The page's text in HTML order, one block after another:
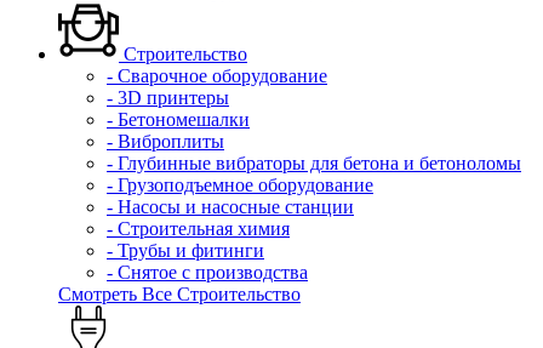
Строительство
- Сварочное оборудование
- 3D принтеры
- Бетономешалки
- Виброплиты
- Глубинные вибраторы для бетона и бетоноломы
- Грузоподъемное оборудование
- Насосы и насосные станции
- Строительная химия
- Трубы и фитинги
- Снятое с производства
Смотреть Все Строительство